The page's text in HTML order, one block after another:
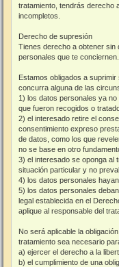
tratamiento, tendrás derecho
incompletos.
Derecho de supresión
Tienes derecho a obtener sin
personales que te conciernen.
Estamos obligados a
concurra alguna de las
1) los datos personales ya
que fueron recogidos o
2) el interesado retire el
consentimiento expreso
de datos, como los que
no se base en otro
3) el interesado se oponga al
situación particular y no
4) los datos personales
5) los datos personales
legal establecida en el
aplique al responsable del
No será aplicable la
tratamiento sea necesario
a) ejercer el derecho a la
b) el cumplimiento de una